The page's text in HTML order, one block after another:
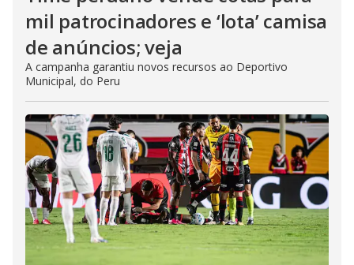
mil patrocinadores e ‘lota’ camisa
de anúncios; veja
A campanha garantiu novos recursos ao Deportivo
Municipal, do Peru